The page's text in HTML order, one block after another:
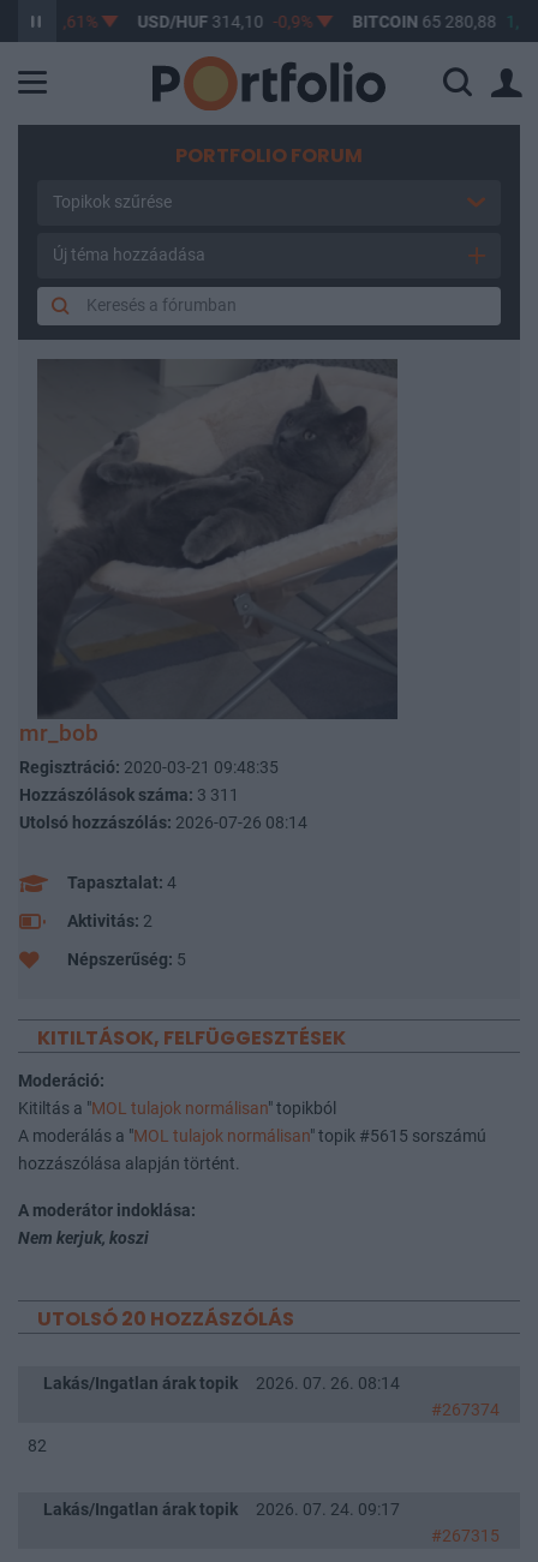
-0,61% USD/HUF314,10 -0,9% BITCOIN65 280,88 1,58%
PORTFOLIO FORUM
Topikok szűrése
Új téma hozzáadása
mr_bob
Regisztráció: 2020-03-21 09:48:35
Hozzászólások száma: 3 311
Utolsó hozzászólás: 2026-07-26 08:14
Tapasztalat: 4
Aktivitás: 2
Népszerűség: 5
KITILTÁSOK, FELFÜGGESZTÉSEK
Moderáció:
Kitiltás a "MOL tulajok normálisan" topikból
A moderálás a "MOL tulajok normálisan" topik #5615 sorszámú
hozzászólása alapján történt.
A moderátor indoklása:
Nem kerjuk, koszi
UTOLSÓ 20 HOZZÁSZÓLÁS
Lakás/Ingatlan árak topik
2026. 07. 26. 08:14
#267374
82
Lakás/Ingatlan árak topik
2026. 07. 24. 09:17
#267315